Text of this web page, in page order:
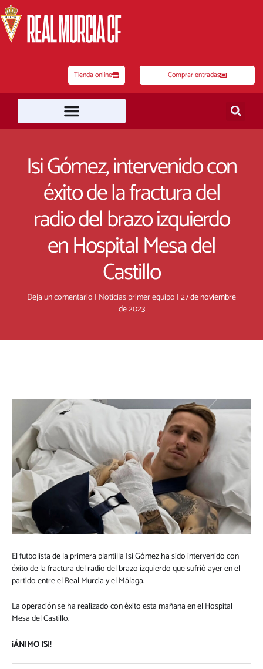
al
contenido
Tienda online Comprar entradas
Isi Gómez, intervenido con
éxito de la fractura del
radio del brazo izquierdo
en Hospital Mesa del
Castillo
Deja un comentario | Noticias primer equipo |27 de noviembre
de 2023
El futbolista de la primera plantilla Isi Gómez ha sido intervenido con
éxito de la fractura del radio del brazo izquierdo que sufrió ayer en el
partido entre el Real Murcia y el Málaga.
La operación se ha realizado con éxito esta mañana en el Hospital
Mesa del Castillo.
¡ÁNIMO ISI!